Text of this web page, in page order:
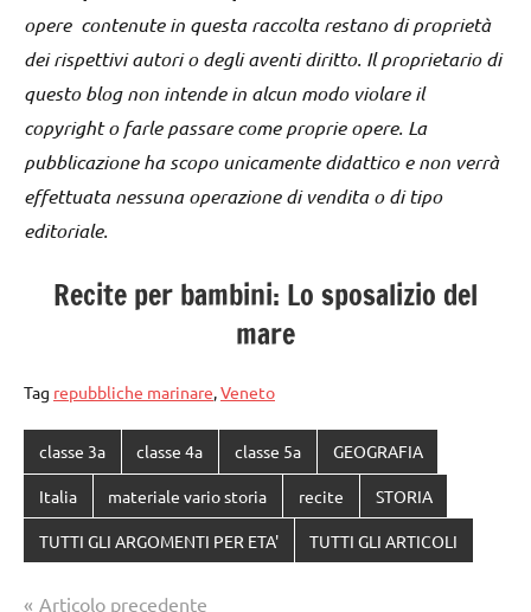
opere contenute in questa raccolta restano di proprietà
dei rispettivi autori o degli aventi diritto. Il proprietario di
questo blog non intende in alcun modo violare il
copyright o farle passare come proprie opere. La
pubblicazione ha scopo unicamente didattico e non verrà
effettuata nessuna operazione di vendita o di tipo
editoriale.
Recite per bambini: Lo sposalizio del
mare
Tag repubbliche marinare,Veneto
classe 3a classe 4a classe 5a GEOGRAFIA
Italia materiale vario storia recite STORIA
TUTTI GLI ARGOMENTI PER ETA' TUTTI GLI ARTICOLI
Articolo precedente